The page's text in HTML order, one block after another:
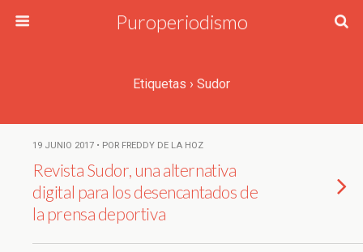
Puroperiodismo
Etiquetas › Sudor
19 JUNIO 2017 • POR FREDDY DE LA HOZ
Revista Sudor, una alternativa
digital para los desencantados de
la prensa deportiva